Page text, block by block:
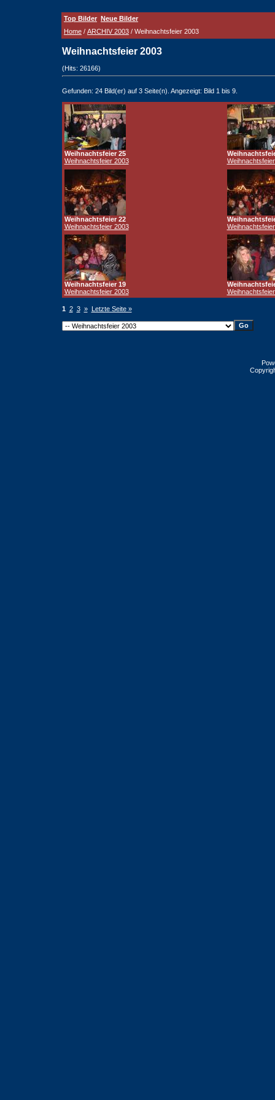
Top Bilder Neue Bilder
Home / ARCHIV 2003 / Weihnachtsfeier 2003
Weihnachtsfeier 2003
(Hits: 26166)
Gefunden: 24 Bild(er) auf 3 Seite(n). Angezeigt: Bild 1 bis 9.
Weihnachtsfeier 25
Weihnachtsfeier 2003
Weihnachtsfeier 22
Weihnachtsfeier 2003
Weihnachtsfeier 19
Weihnachtsfeier 2003
1 2 3 » Letzte Seite »